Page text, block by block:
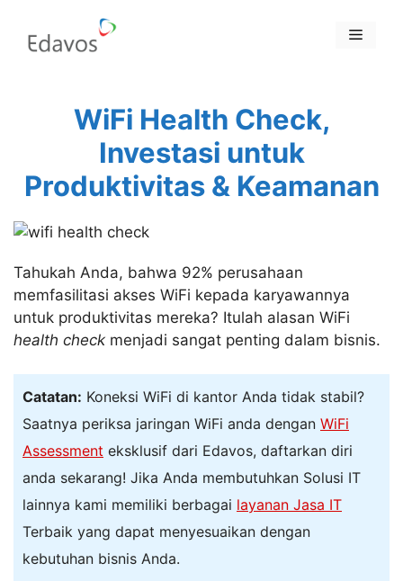
content
Menu
WiFi Health Check,
Investasi untuk
Produktivitas & Keamanan
Tahukah Anda, bahwa 92% perusahaan
memfasilitasi akses WiFi kepada karyawannya
untuk produktivitas mereka? Itulah alasan WiFi
health check menjadi sangat penting dalam bisnis.
Catatan: Koneksi WiFi di kantor Anda tidak stabil?
Saatnya periksa jaringan WiFi anda dengan WiFi
Assessment eksklusif dari Edavos, daftarkan diri
anda sekarang! Jika Anda membutuhkan Solusi IT
lainnya kami memiliki berbagai layanan Jasa IT
Terbaik yang dapat menyesuaikan dengan
kebutuhan bisnis Anda.